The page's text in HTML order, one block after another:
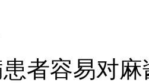
者容易对